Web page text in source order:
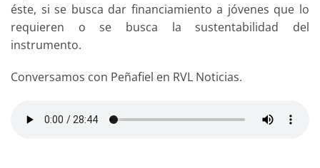
éste, si se busca dar financiamiento a jóvenes que lo
requieren o se busca la sustentabilidad del
instrumento.
Conversamos con Peñafiel en RVL Noticias.